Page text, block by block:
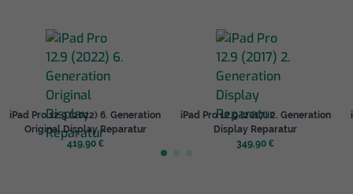
Selbst reparieren
Reparieren lassen
iPad Pro 12.9 (2022) 6. Generation
Original Display Reparatur
419,90 €
iPad Pro 12.9 (2017) 2. Generation
Display Reparatur
349,90 €